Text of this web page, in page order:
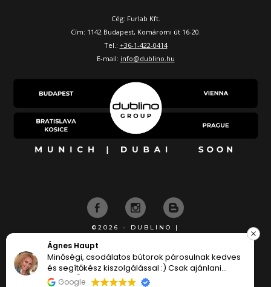
Cég: Furlab Kft.
Cím: 1142 Budapest, Komáromi út 16-20.
Tel.: +36-1-422-0414
E-mail: info@dublino.hu
©2026 - DUBLINO |
kedves
Nagyon elégedett voltam a gyors
és pontos kiszolgálással
Google